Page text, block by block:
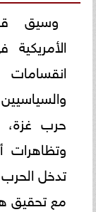
وسيق
انقسامات
حرب غزة،
وتظاهرات
تدخل الحرب
مع تحقيق